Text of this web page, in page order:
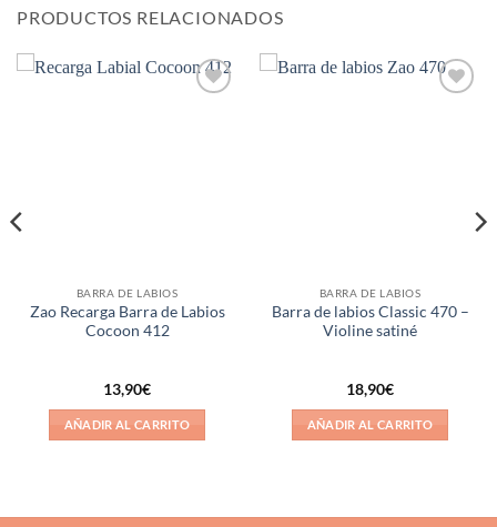
PRODUCTOS RELACIONADOS
BARRA DE LABIOS
Zao Recarga Barra de Labios
Cocoon 412
13,90€
AÑADIR AL CARRITO
BARRA DE LABIOS
Barra de labios Classic 470 –
Violine satiné
18,90€
AÑADIR AL CARRITO